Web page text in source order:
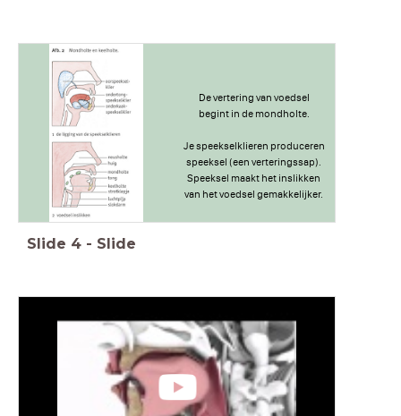
De vertering van voedsel
begint in de mondholte.
Je speekselklieren produceren
speeksel (een verteringssap).
Speeksel maakt het inslikken
van het voedsel gemakkelijker.
Slide 4 - Slide